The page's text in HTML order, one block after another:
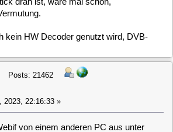
Umschalten der Sender ist
Runde, ob es vielleicht etwas
Plugin zu tun haben
21462